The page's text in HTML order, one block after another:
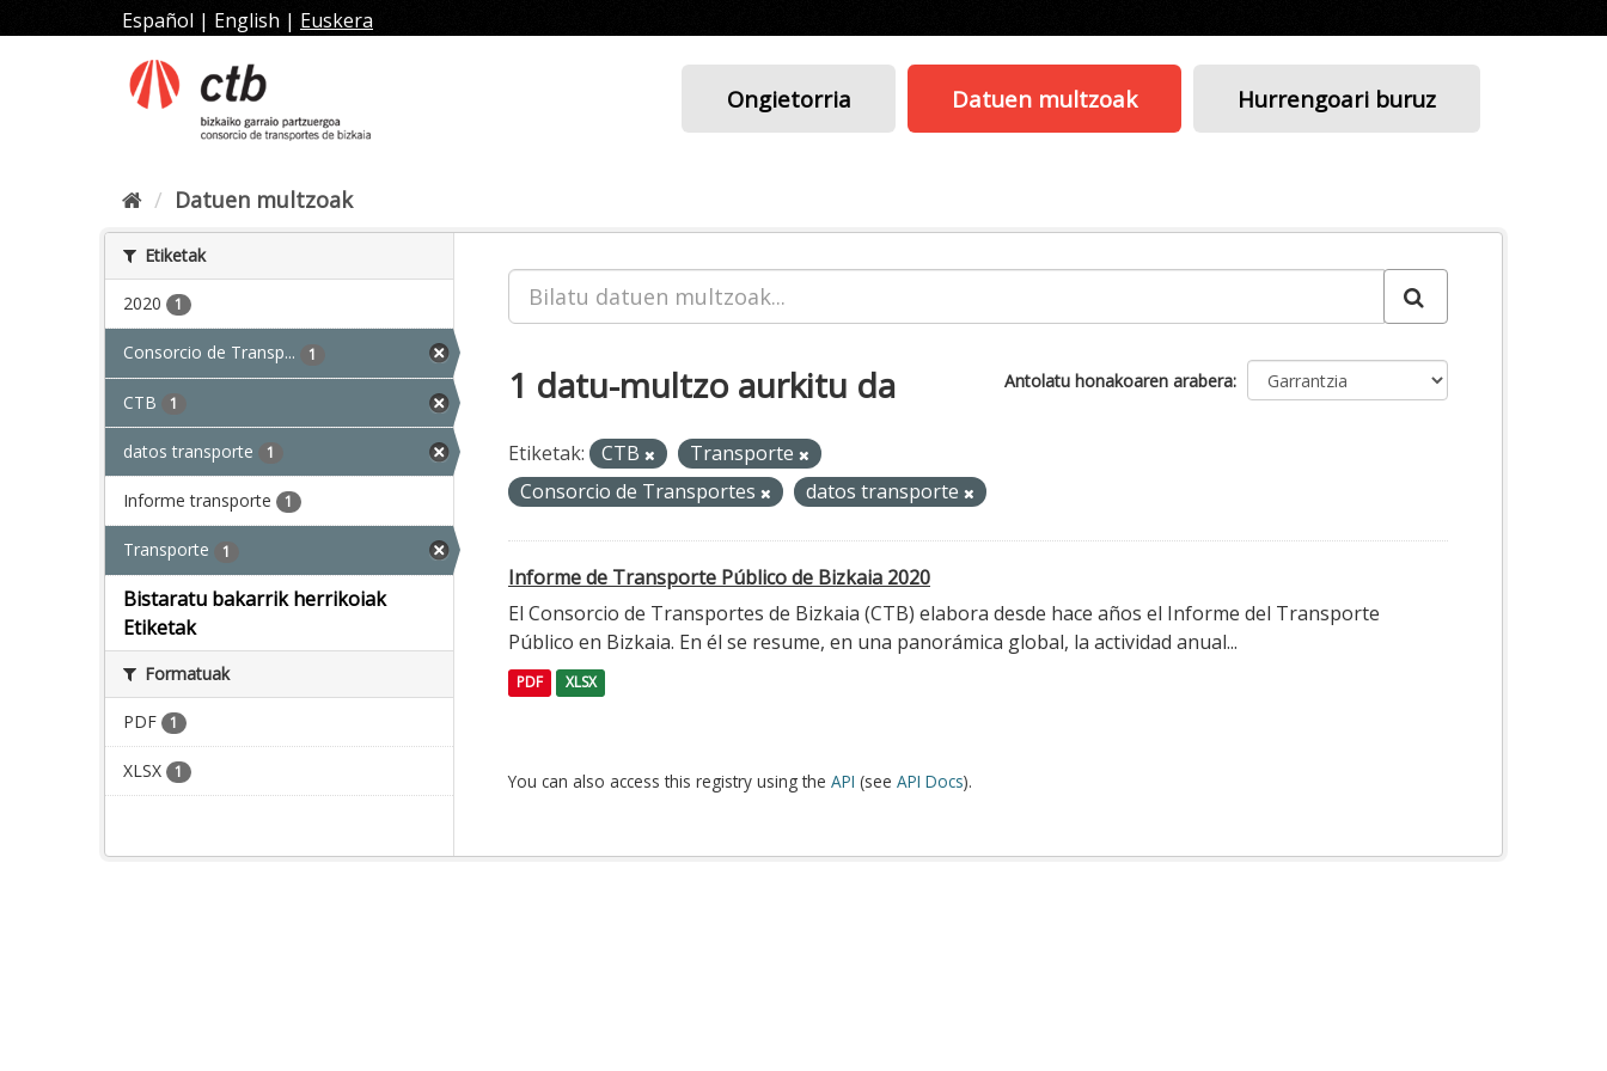
edukira
Español | English | Euskera
Ongietorria Datuen multzoak Hurrengoari buruz
Datuen multzoak
Etiketak
2020 1
Consorcio de Transp... 1
CTB 1
datos transporte 1
Informe transporte 1
Transporte 1
Bistaratu bakarrik herrikoiak
Etiketak
Formatuak
PDF 1
XLSX 1
Antolatu honakoaren arabera
1 datu-multzo aurkitu da
Etiketak: CTB
Transporte
Consorcio de Transportes
datos transporte
Informe de Transporte Público de Bizkaia 2020
El Consorcio de Transportes de Bizkaia (CTB) elabora desde hace años el Informe del Transporte
Público en Bizkaia. En él se resume, en una panorámica global, la actividad anual...
PDF XLSX
You can also access this registry using the API (see API Docs).